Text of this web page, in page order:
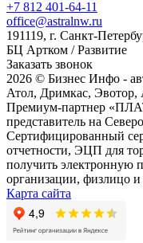
+7 812 401-64-11
office@astralnw.ru
191119, г. Санкт-
БЦ Артком / Развитие
Заказать звонок
2026 © Бизнес Инфо -
Атол, Дримкас, Эвотор,
Премиум-партнер
представитель на
Сертифицированный
отчетности, ЭЦП для
получить электронную
организации, физлицо
Карта сайта